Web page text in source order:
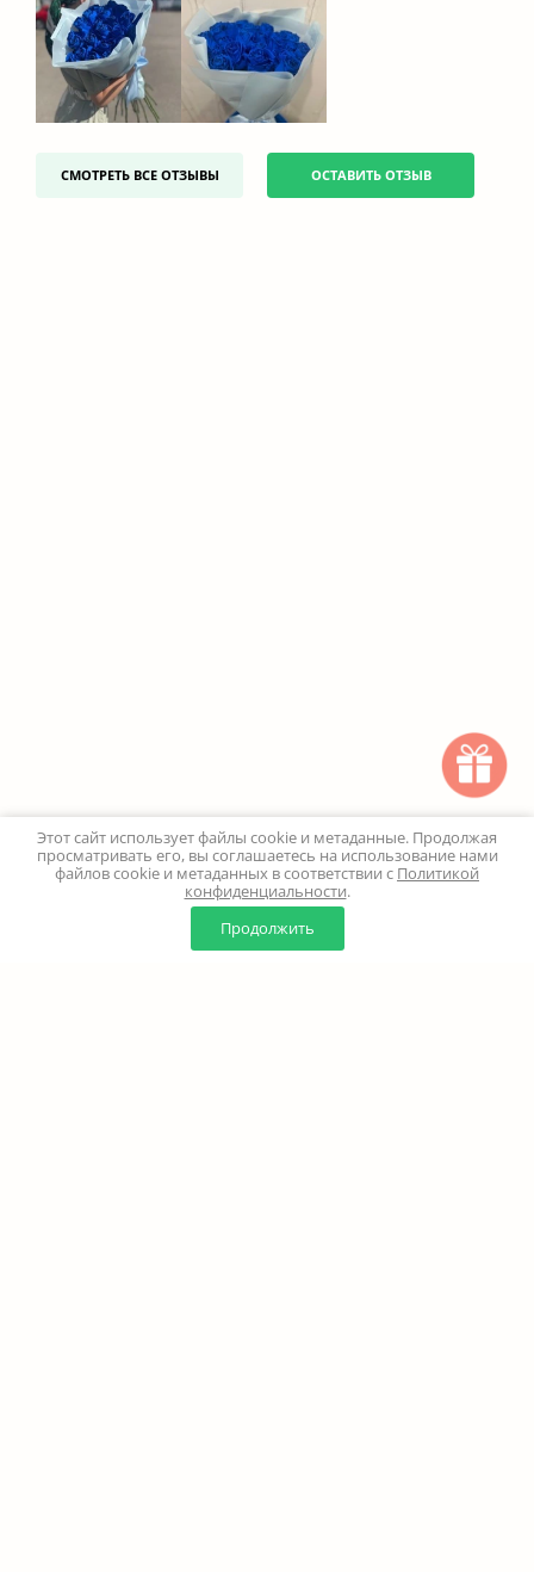
СМОТРЕТЬ ВСЕ ОТЗЫВЫ ОСТАВИТЬ ОТЗЫВ
0
Корзина
Этот сайт использует файлы cookie и метаданные. Продолжая
просматривать его, вы соглашаетесь на использование нами
файлов cookie и метаданных в соответствии с Политикой
конфиденциальности.
Продолжить